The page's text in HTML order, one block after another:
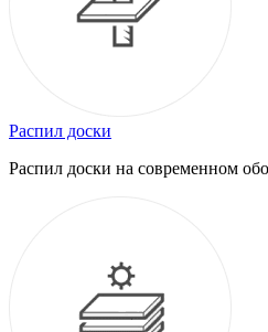
Распил доски
Распил доски на современном